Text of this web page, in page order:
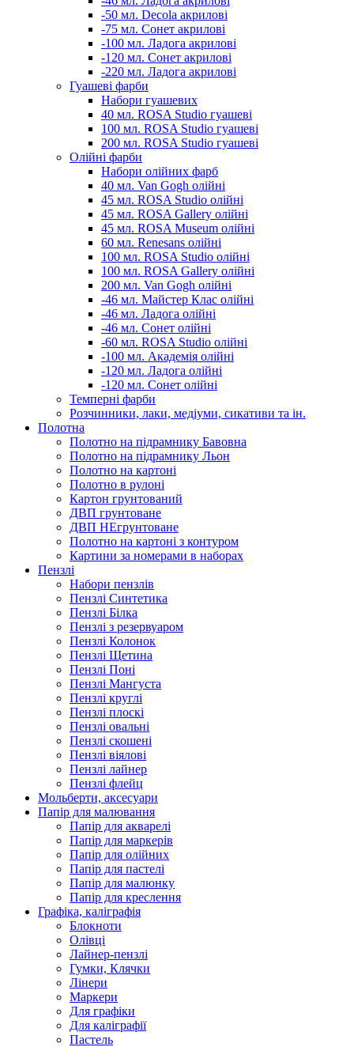
-50 мл. Decola акрилові
-75 мл. Сонет акрилові
-100 мл. Ладога акрилові
-120 мл. Сонет акрилові
-220 мл. Ладога акрилові
Гуашеві фарби
Набори гуашевих
40 мл. ROSA Studio гуашеві
100 мл. ROSA Studio гуашеві
200 мл. ROSA Studio гуашеві
Олійні фарби
Набори олійних фарб
40 мл. Van Gogh олійні
45 мл. ROSA Studio олійні
45 мл. ROSA Gallery олійні
45 мл. ROSA Museum олійні
60 мл. Renesans олійні
100 мл. ROSA Studio олійні
100 мл. ROSA Gallery олійні
200 мл. Van Gogh олійні
-46 мл. Майстер Клас олійні
-46 мл. Ладога олійні
-46 мл. Сонет олійні
-60 мл. ROSA Studio олійні
-100 мл. Академія олійні
-120 мл. Ладога олійні
-120 мл. Сонет олійні
Темперні фарби
Розчинники, лаки, медіуми, сикативи та ін.
Полотна
Полотно на підрамнику Бавовна
Полотно на підрамнику Льон
Полотно на картоні
Полотно в рулоні
Картон грунтований
ДВП грунтоване
ДВП НЕгрунтоване
Полотно на картоні з контуром
Картини за номерами в наборах
Пензлі
Набори пензлів
Пензлі Синтетика
Пензлі Білка
Пензлі з резервуаром
Пензлі Колонок
Пензлі Щетина
Пензлі Поні
Пензлі Мангуста
Пензлі круглі
Пензлі плоскі
Пензлі овальні
Пензлі скошені
Пензлі віялові
Пензлі лайнер
Пензлі флейц
Мольберти, аксесуари
Папір для малювання
Папір для акварелі
Папір для маркерів
Папір для олійних
Папір для пастелі
Папір для малюнку
Папір для креслення
Графіка, каліграфія
Блокноти
Олівці
Лайнер-пензлі
Гумки, Клячки
Лінери
Маркери
Для графіки
Для каліграфії
Пастель